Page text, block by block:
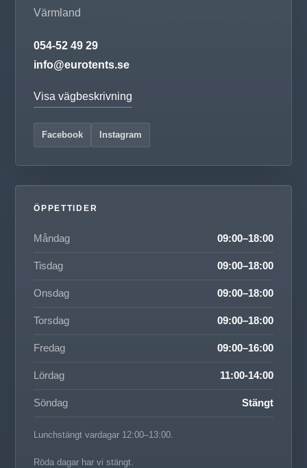
Värmland
054-52 49 29
info@eurotents.se
Visa vägbeskrivning
Facebook Instagram
ÖPPETTIDER
Måndag 09:00–18:00
Tisdag 09:00–18:00
Onsdag 09:00–18:00
Torsdag 09:00–18:00
Fredag 09:00–16:00
Lördag 11:00-14:00
Söndag Stängt
Lunchstängt vardagar 12:00–13:00.
Röda dagar har vi stängt.